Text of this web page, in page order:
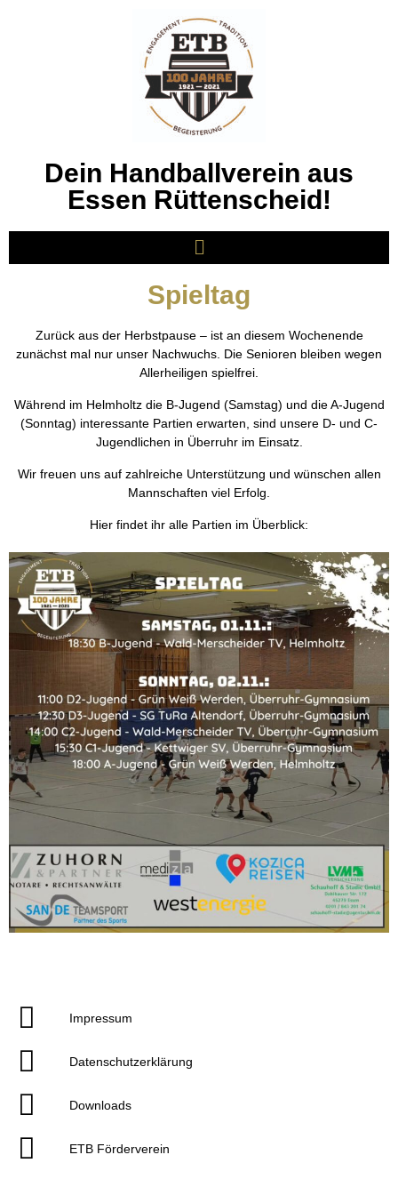
Dein Handballverein aus
Essen Rüttenscheid!
Spieltag
Zurück aus der Herbstpause – ist an diesem Wochenende
zunächst mal nur unser Nachwuchs. Die Senioren bleiben wegen
Allerheiligen spielfrei.
Während im Helmholtz die B-Jugend (Samstag) und die A-Jugend
(Sonntag) interessante Partien erwarten, sind unsere D- und C-
Jugendlichen in Überruhr im Einsatz.
Wir freuen uns auf zahlreiche Unterstützung und wünschen allen
Mannschaften viel Erfolg.
Hier findet ihr alle Partien im Überblick:
Impressum
Datenschutzerklärung
Downloads
ETB Förderverein